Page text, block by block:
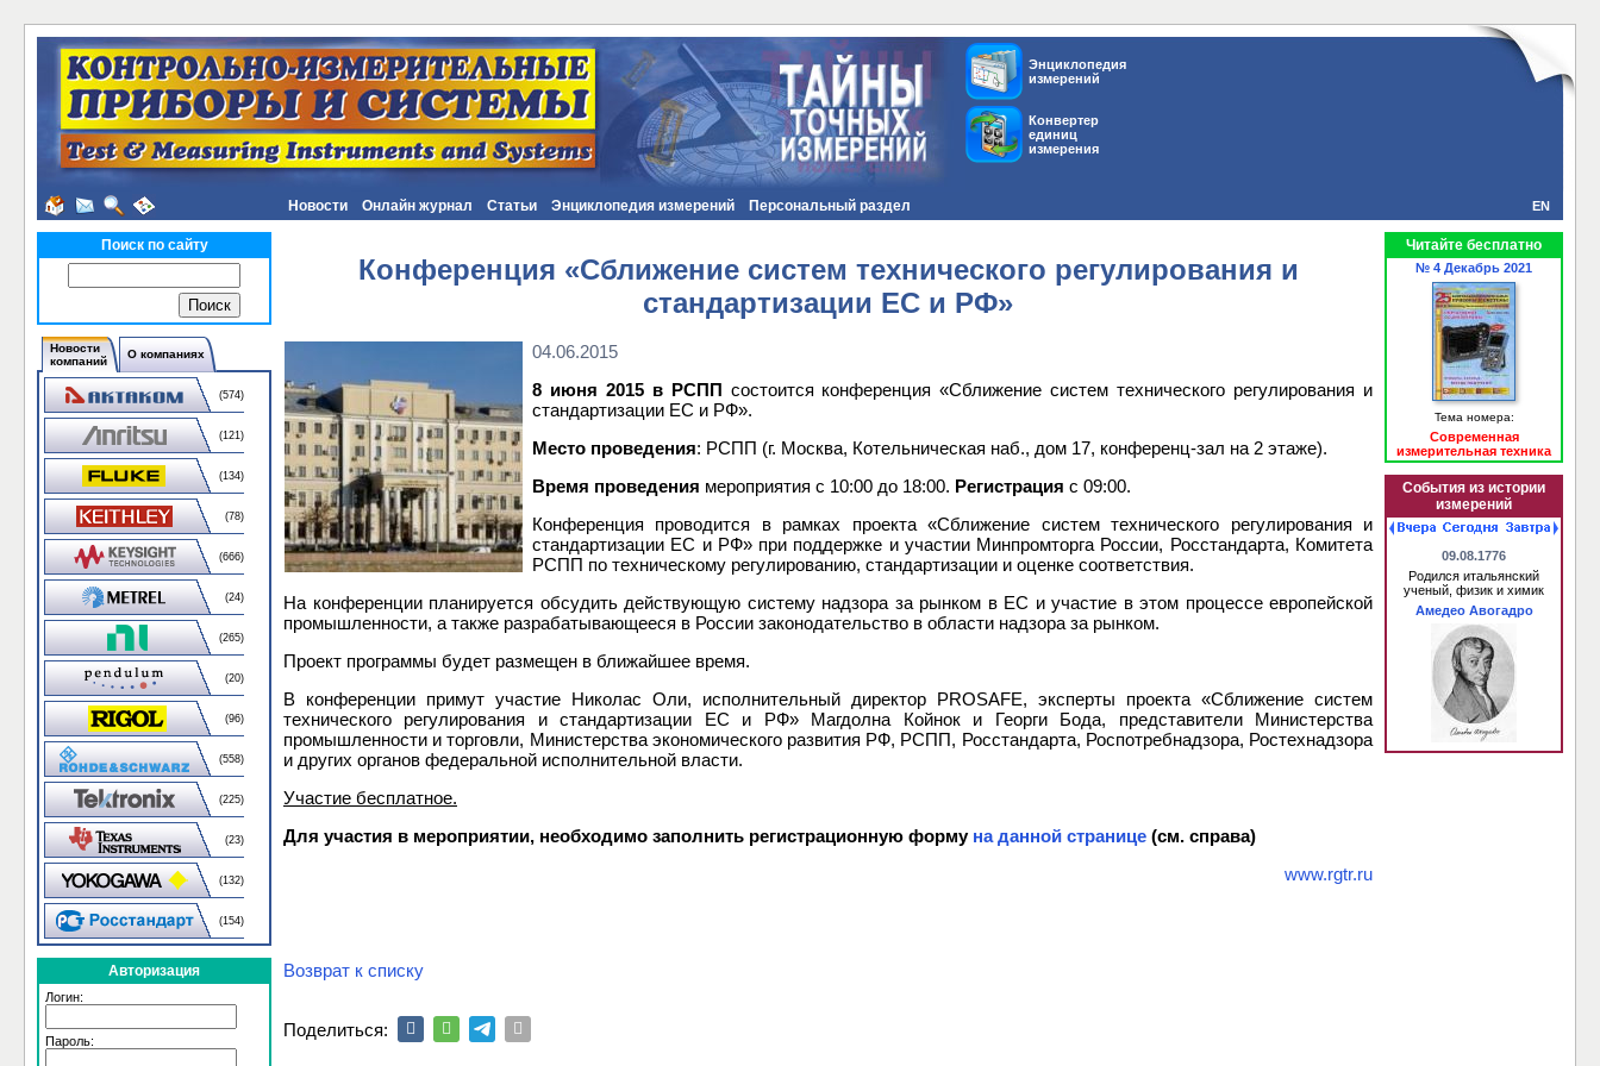
Энциклопедия
измерений
Конвертер
единиц
измерения
Новости Онлайн журнал Статьи Энциклопедия измерений Персональный раздел EN
Поиск по сайту
Новости
компаний
О компаниях
(574)
(121)
(134)
(78)
(666)
(24)
(265)
(20)
(96)
(558)
(225)
(23)
(132)
(154)
Авторизация
Логин:
Пароль:
Конференция «Сближение систем технического регулирования и
стандартизации ЕС и РФ»
04.06.2015
8 июня 2015 в РСПП состоится конференция «Сближение систем технического регулирования и
стандартизации ЕС и РФ».
Место проведения: РСПП (г. Москва, Котельническая наб., дом 17, конференц-зал на 2 этаже).
Время проведения мероприятия с 10:00 до 18:00. Регистрация с 09:00.
Конференция проводится в рамках проекта «Сближение систем технического регулирования и
стандартизации ЕС и РФ» при поддержке и участии Минпромторга России, Росстандарта, Комитета
РСПП по техническому регулированию, стандартизации и оценке соответствия.
На конференции планируется обсудить действующую систему надзора за рынком в ЕС и участие в этом процессе европейской
промышленности, а также разрабатывающееся в России законодательство в области надзора за рынком.
Проект программы будет размещен в ближайшее время.
В конференции примут участие Николас Оли, исполнительный директор PROSAFE, эксперты проекта «Сближение систем
технического регулирования и стандартизации ЕС и РФ» Магдолна Койнок и Георги Бода, представители Министерства
промышленности и торговли, Министерства экономического развития РФ, РСПП, Росстандарта, Роспотребнадзора, Ростехнадзора
и других органов федеральной исполнительной власти.
Участие бесплатное.
Для участия в мероприятии, необходимо заполнить регистрационную форму на данной странице (см. справа)
www.rgtr.ru
Возврат к списку
Поделиться:
Читайте бесплатно
№ 4 Декабрь 2021
Тема номера:
Современная
измерительная техника
События из истории
измерений
09.08.1776
Родился итальянский
ученый, физик и химик
Амедео Авогадро